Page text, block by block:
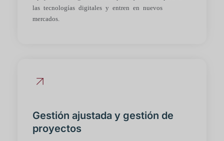
las tecnologías digitales y entren en nuevos
mercados.
Gestión ajustada y gestión de
proyectos